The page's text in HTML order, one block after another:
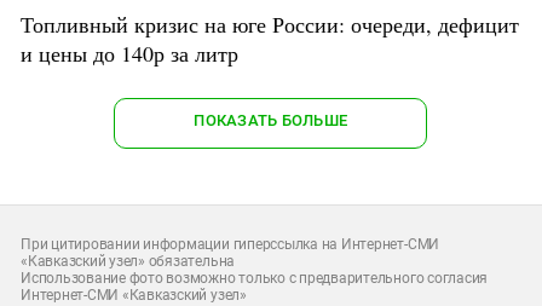
Топливный кризис на юге России: очереди, дефицит
и цены до 140р за литр
ПОКАЗАТЬ БОЛЬШЕ
При цитировании информации гиперссылка на Интернет-СМИ
«Кавказский узел» обязательна
Использование фото возможно только с предварительного согласия
Интернет-СМИ «Кавказский узел»